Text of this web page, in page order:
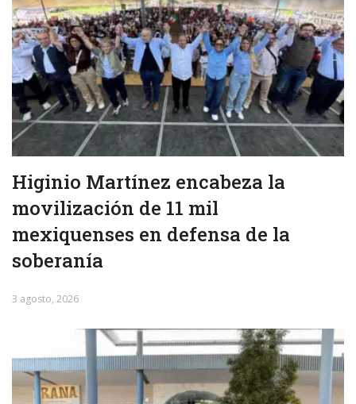
Higinio Martínez encabeza la
movilización de 11 mil
mexiquenses en defensa de la
soberanía
3 agosto, 2026